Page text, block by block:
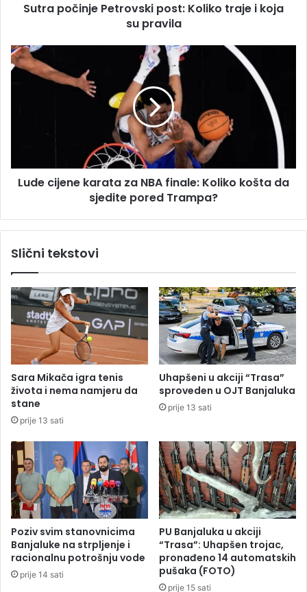
P
e
t
K
i
o
t
a
j
e
i
k
o
j
s
u
p
a
v
i
Sutra počinje Petrovski post: Koliko traje i koja
su pravila
L
u
n
t
a
B
A
n
a
e
:
K
i
k
o
k
o
š
Lude cijene karata za NBA finale: Koliko košta da
sjedite pored Trampa?
Slični tekstovi
Sara Mikača igra tenis
života i nema namjeru da
stane
prije 13 sati
Uhapšeni u akciji “Trasa”
sproveden u OJT Banjaluka
prije 13 sati
Poziv svim stanovnicima
Banjaluke na strpljenje i
racionalnu potrošnju vode
prije 14 sati
PU Banjaluka u akciji
“Trasa”: Uhapšen trojac,
pronađeno 14 automatskih
pušaka (FOTO)
prije 15 sati